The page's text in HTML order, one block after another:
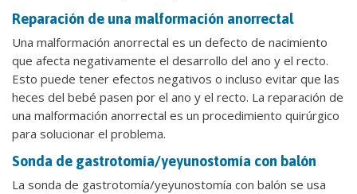
Reparación de una malformación anorrectal
Una malformación anorrectal es un defecto de nacimiento
que afecta negativamente el desarrollo del ano y el recto.
Esto puede tener efectos negativos o incluso evitar que las
heces del bebé pasen por el ano y el recto. La reparación de
una malformación anorrectal es un procedimiento quirúrgico
para solucionar el problema.
Sonda de gastrotomía/yeyunostomía con balón
La sonda de gastrotomía/yeyunostomía con balón se usa